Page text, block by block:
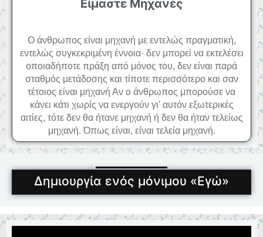
Είμαστε Μηχανές
Ο άνθρωπος είναι μηχανή με εντελώς πραγματική,
εντελώς συγκεκριμένη έννοια· δεν μπορεί να εκτελέσει
οποιαδήποτε πράξη από μόνος του, δεν είναι παρά
σταθμός μετάδοσης και τίποτε περισσότερο και σαν
τέτοιος είναι μηχανή Αν ο άνθρωπος μπορούσε να
κάνει κάτι χωρίς να ενεργούν γι' αυτόν εξωτερικές
αιτίες, τότε δεν θα ήτανε μηχανή ή δεν θα ήταν τελείως
μηχανή. Όπως είναι, είναι τελεία μηχανή.
Δημιουργία ενός μόνιμου «Εγώ»